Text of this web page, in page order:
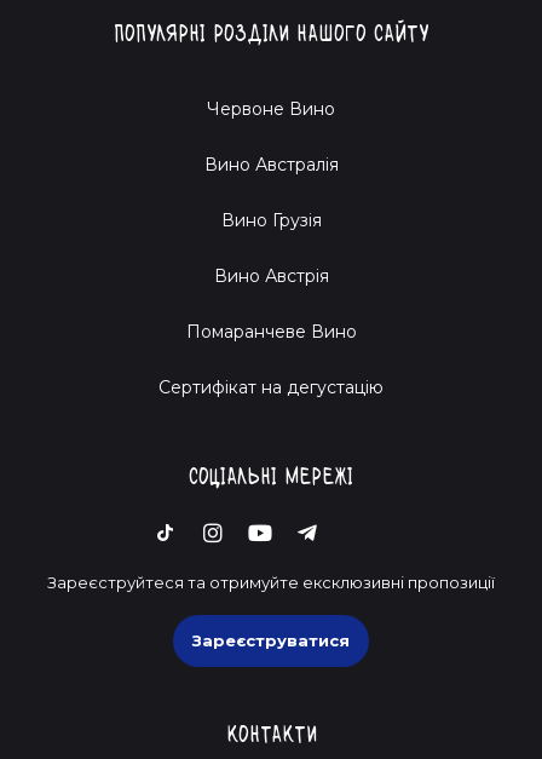
Популярні розділи нашого сайту
Червоне Вино
Вино Австралія
Вино Грузія
Вино Австрія
Помаранчеве Вино
Cертифікат на дегустацію
Соціальні мережі
Зареєструйтеся та отримуйте ексклюзивні пропозиції
Зареєструватися
Контакти